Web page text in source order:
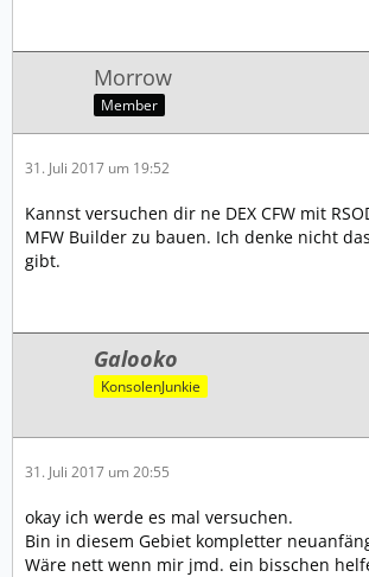
Morrow
Member
31. Juli 2017 um 19:52
Kannst versuchen dir ne DEX CFW mit
MFW Builder zu bauen. Ich denke nicht
gibt.
Galooko
KonsolenJunkie
31. Juli 2017 um 20:55
okay ich werde es mal versuchen.
Bin in diesem Gebiet kompletter
Wäre nett wenn mir jmd. ein bisschen